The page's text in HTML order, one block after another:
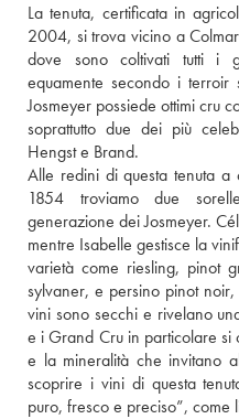
La tenuta, certificata in
2004, si trova vicino a
dove sono coltivati tutti i
equamente secondo i
Josmeyer possiede ottimi cru
soprattutto due dei più
Hengst e Brand.
Alle redini di questa tenuta a
1854 troviamo due
generazione dei Josmeyer.
mentre Isabelle gestisce la
varietà come riesling, pinot
sylvaner, e persino pinot
vini sono secchi e rivelano
e i Grand Cru in particolare si
e la mineralità che invitano
scoprire i vini di questa
puro, fresco e preciso”, come